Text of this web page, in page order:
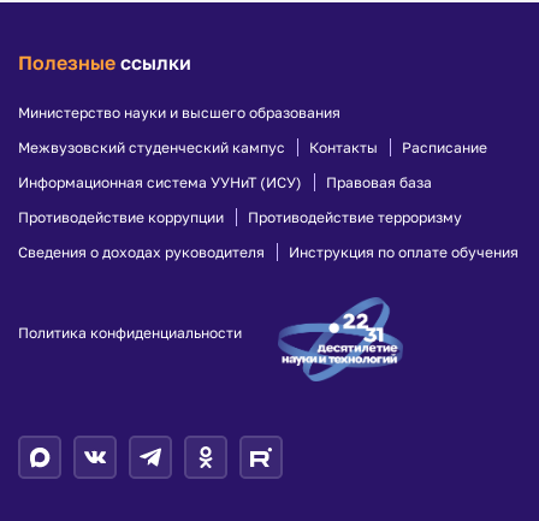
Полезные ссылки
Министерство науки и высшего образования
Межвузовский студенческий кампус
Контакты
Расписание
Информационная система УУНиТ (ИСУ)
Правовая база
Противодействие коррупции
Противодействие терроризму
Сведения о доходах руководителя
Инструкция по оплате обучения
Политика конфиденциальности